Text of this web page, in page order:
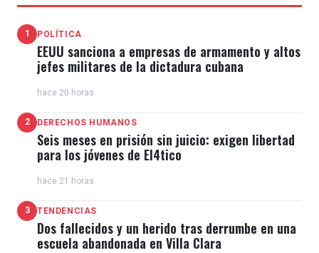
1 POLÍTICA
EEUU sanciona a empresas de armamento y altos
jefes militares de la dictadura cubana
hace 20 horas
2 DERECHOS HUMANOS
Seis meses en prisión sin juicio: exigen libertad
para los jóvenes de El4tico
hace 21 horas
3 TENDENCIAS
Dos fallecidos y un herido tras derrumbe en una
escuela abandonada en Villa Clara